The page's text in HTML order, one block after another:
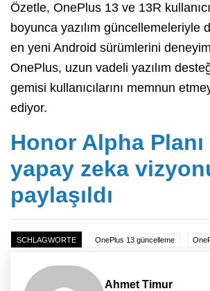
Özetle, OnePlus 13 ve 13R
boyunca yazılım güncellemeleriyle
en yeni Android sürümlerini
OnePlus, uzun vadeli yazılım
gemisi kullanıcılarını memnun
ediyor.
Honor Alpha Planı
yapay zeka
paylaşıldı
SCHLAGWORTE OnePlus 13 güncelleme
Ahmet Timur